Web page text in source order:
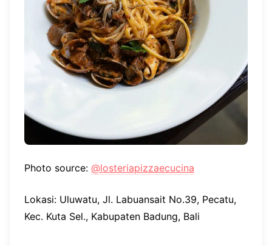
Photo source: @losteriapizzaecucina
Lokasi: Uluwatu, Jl. Labuansait No.39, Pecatu,
Kec. Kuta Sel., Kabupaten Badung, Bali